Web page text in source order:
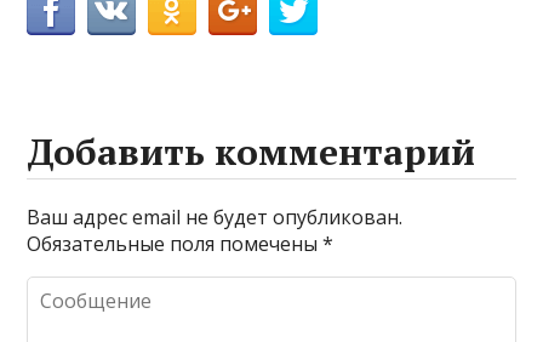
Добавить комментарий
Ваш адрес email не будет опубликован.
Обязательные поля помечены*